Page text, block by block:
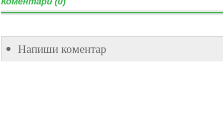
Напиши коментар